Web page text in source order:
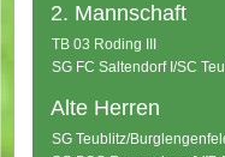
2. Mannschaft
TB 03 Roding III
SG FC Saltendorf I/SC
Alte Herren
SG Teublitz/